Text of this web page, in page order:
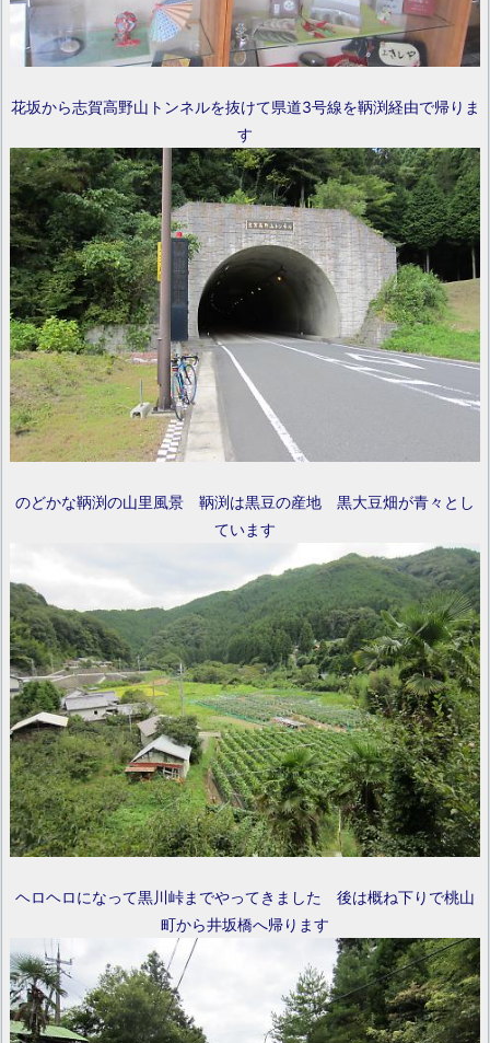
花坂から志賀高野山トンネルを抜けて県道3号線を鞆渕経由で帰りま
す
のどかな鞆渕の山里風景 鞆渕は黒豆の産地 黒大豆畑が青々とし
ています
ヘロヘロになって黒川峠までやってきました 後は概ね下りで桃山
町から井坂橋へ帰ります